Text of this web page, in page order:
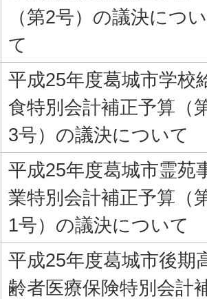
（第2号）の議決につい
て
平成25年度葛城市学校
食特別会計補正予算（
3号）の議決について
平成25年度葛城市霊苑
業特別会計補正予算（
1号）の議決について
平成25年度葛城市後期
齢者医療保険特別会計